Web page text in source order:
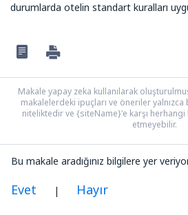
durumlarda otelin standart kuralları
Makale yapay zeka kullanılarak
makalelerdeki ipuçları ve öneriler yalnızca
niteliktedir ve {siteName}'e karşı
etmeyebilir.
Bu makale aradığınız bilgilere yer
Evet | Hayır